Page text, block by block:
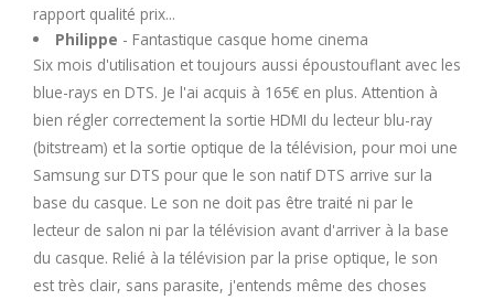
rapport qualité prix...
Philippe - Fantastique casque home cinema
Six mois d'utilisation et toujours aussi époustouflant avec les
blue-rays en DTS. Je l'ai acquis à 165€ en plus. Attention à
bien régler correctement la sortie HDMI du lecteur blu-ray
(bitstream) et la sortie optique de la télévision, pour moi une
Samsung sur DTS pour que le son natif DTS arrive sur la
base du casque. Le son ne doit pas être traité ni par le
lecteur de salon ni par la télévision avant d'arriver à la base
du casque. Relié à la télévision par la prise optique, le son
est très clair, sans parasite, j'entends même des choses